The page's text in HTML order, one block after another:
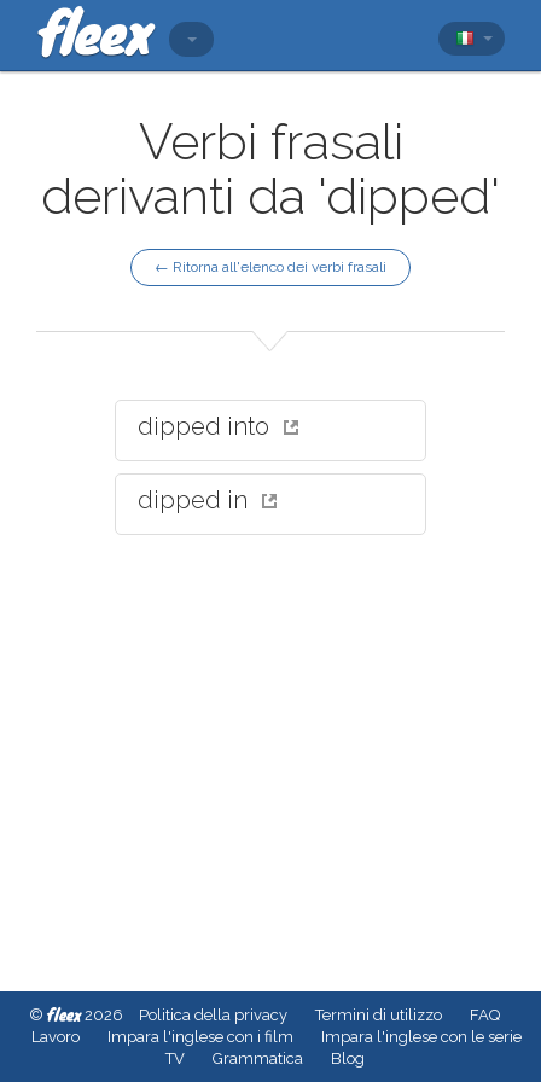
Verbi frasali
derivanti da 'dipped'
← Ritorna all'elenco dei verbi frasali
dipped into
dipped in
© fleex2026 Politica della privacy Termini di utilizzo
FAQ
Lavoro
Impara l'inglese con i film
Impara l'inglese con le serie
TV
Grammatica Blog